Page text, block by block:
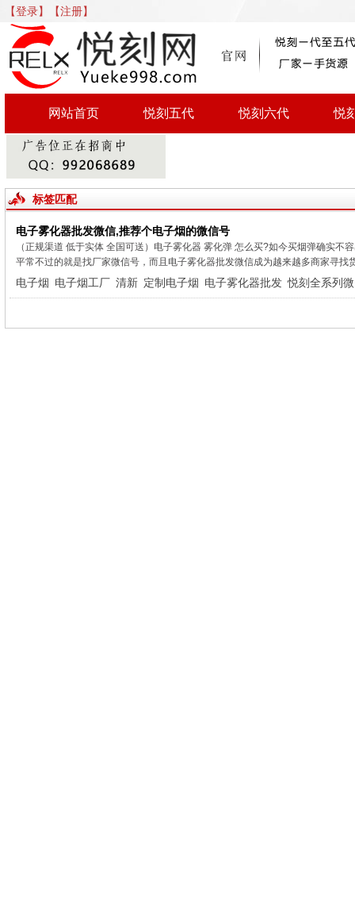
【登录】 【注册】
网站首页 悦刻五代 悦刻六代 悦
标签匹配
电子雾化器批发微信,推荐个电子烟的微信号
（正规渠道 低于实体 全国可送）电子雾化器 雾化弹 怎么买?如今买烟弹确实
平常不过的就是找厂家微信号，而且电子雾化器批发微信成为越来越多商家寻找
电子烟 电子烟工厂 清新 定制电子烟 电子雾化器批发 悦刻全系列微